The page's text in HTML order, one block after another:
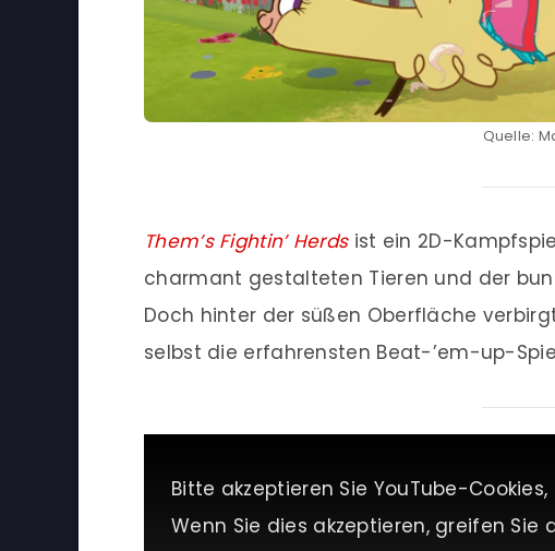
Quelle:
Them’s Fightin’ Herdsist ein 2D-
charmant gestalteten Tieren und der
Doch hinter der süßen Oberfläche
selbst die erfahrensten Beat-’em-up-
Bitte akzeptieren Sie YouTube-
Wenn Sie dies akzeptieren, greifen Sie